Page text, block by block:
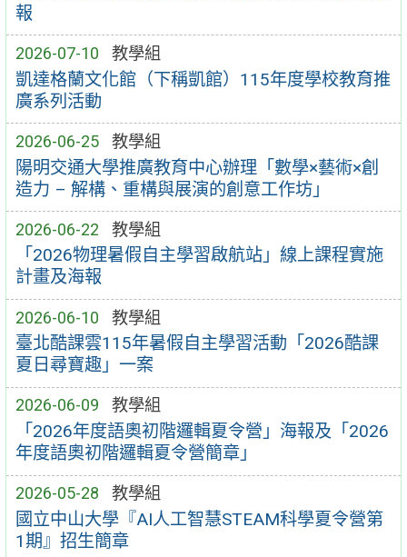
報
2026-07-10 教學組
凱達格蘭文化館（下稱凱館）115年度學校教育推
廣系列活動
2026-06-25 教學組
陽明交通大學推廣教育中心辦理「數學×藝術×創
造力 – 解構、重構與展演的創意工作坊」
2026-06-22 教學組
「2026物理暑假自主學習啟航站」線上課程實施
計畫及海報
2026-06-10 教學組
臺北酷課雲115年暑假自主學習活動「2026酷課
夏日尋寶趣」一案
2026-06-09 教學組
「2026年度語奧初階邏輯夏令營」海報及「2026
年度語奧初階邏輯夏令營簡章」
2026-05-28 教學組
國立中山大學『AI人工智慧STEAM科學夏令營第
1期』招生簡章